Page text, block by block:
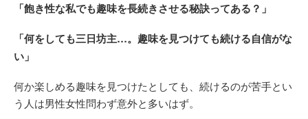
「飽き性な私でも趣味を長続きさせる秘訣ってある？」
「何をしても三日坊主…。趣味を見つけても続ける自信がな
い」
何か楽しめる趣味を見つけたとしても、続けるのが苦手とい
う人は男性女性問わず意外と多いはず。